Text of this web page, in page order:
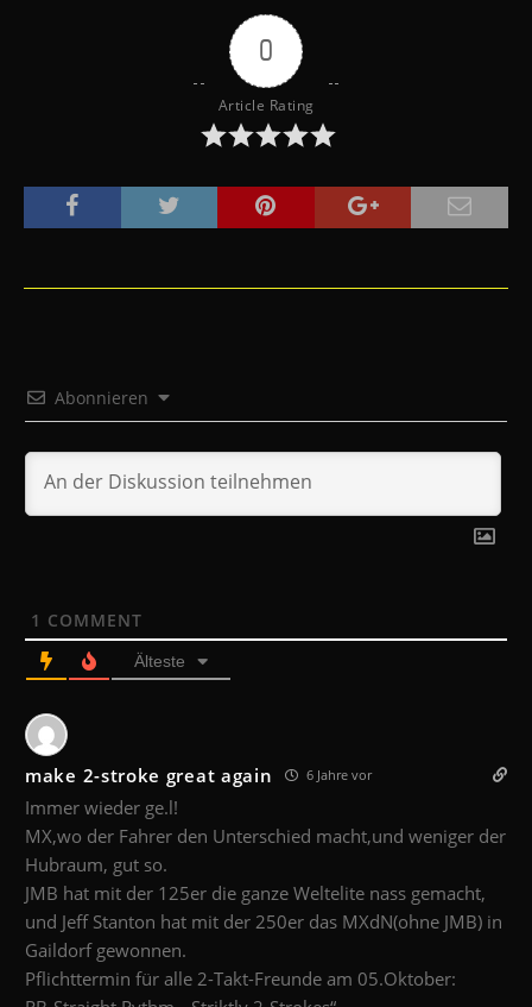
0
Article Rating
Abonnieren
1 COMMENT
Älteste
make 2-stroke great again 6 Jahre vor
Immer wieder ge.l!
MX,wo der Fahrer den Unterschied macht,und weniger der
Hubraum, gut so.
JMB hat mit der 125er die ganze Weltelite nass gemacht,
und Jeff Stanton hat mit der 250er das MXdN(ohne JMB) in
Gaildorf gewonnen.
Pflichttermin für alle 2-Takt-Freunde am 05.Oktober: